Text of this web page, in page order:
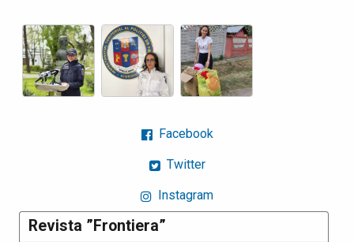
Facebook
Twitter
Instagram
Revista ”Frontiera”